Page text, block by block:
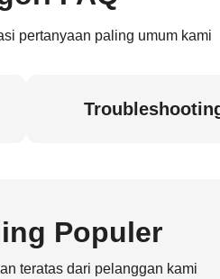
pertanyaan paling umum kami
Populer
teratas dari pelanggan kami